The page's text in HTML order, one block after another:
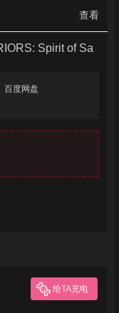
查看
Spirit of Sa
百度网盘
给TA充电